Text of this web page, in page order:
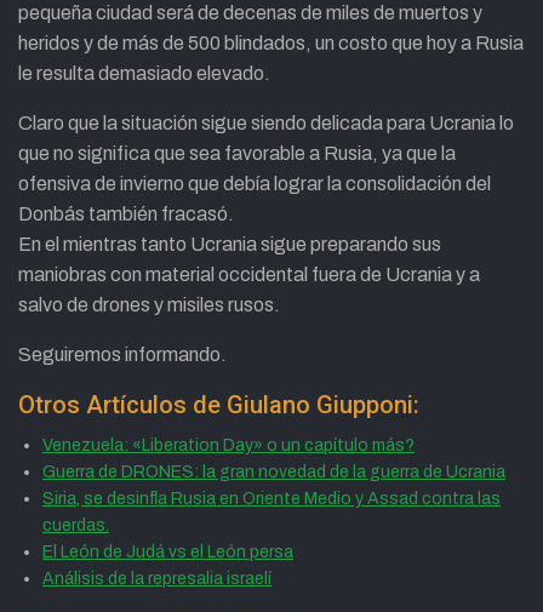
pequeña ciudad será de decenas de miles de muertos y
heridos y de más de 500 blindados, un costo que hoy a Rusia
le resulta demasiado elevado.
Claro que la situación sigue siendo delicada para Ucrania lo
que no significa que sea favorable a Rusia, ya que la
ofensiva de invierno que debía lograr la consolidación del
Donbás también fracasó.
En el mientras tanto Ucrania sigue preparando sus
maniobras con material occidental fuera de Ucrania y a
salvo de drones y misiles rusos.
Seguiremos informando.
Otros Artículos de Giulano Giupponi:
Venezuela: «Liberation Day» o un capítulo más?
Guerra de DRONES: la gran novedad de la guerra de Ucrania
Siria, se desinfla Rusia en Oriente Medio y Assad contra las
cuerdas.
El León de Judá vs el León persa
Análisis de la represalia israelí